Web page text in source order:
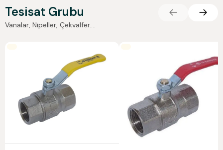
Tesisat Grubu
Vanalar, Nipeller, Çekvalfer....